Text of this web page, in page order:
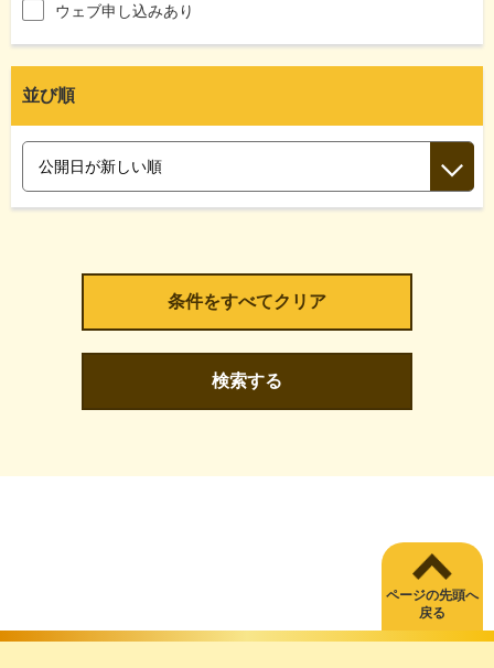
ウェブ申し込みあり
並び順
検索する
ページの先頭へ
戻る